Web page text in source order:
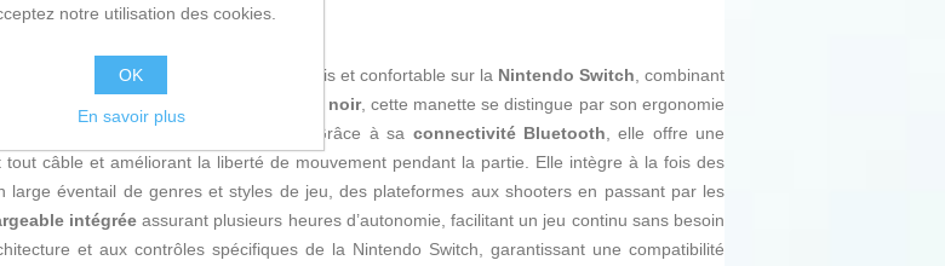
pour offrir un contrôle précis et confortable sur la Nintendo Switch, combinant
exigeants. Fabriquée en élégant coloris noir, cette manette se distingue par son ergonomie
sessions de jeu sans fatigue. Grâce à sa connectivité Bluetooth, elle offre une
câble et améliorant la liberté de mouvement pendant la partie. Elle intègre à la fois des
large éventail de genres et styles de jeu, des plateformes aux shooters en passant par les
intégréeassurant plusieurs heures d’autonomie, facilitant un jeu continu sans besoin
et aux contrôles spécifiques de la Nintendo Switch, garantissant une compatibilité
notre utilisation des cookies.
OK
En savoir plus